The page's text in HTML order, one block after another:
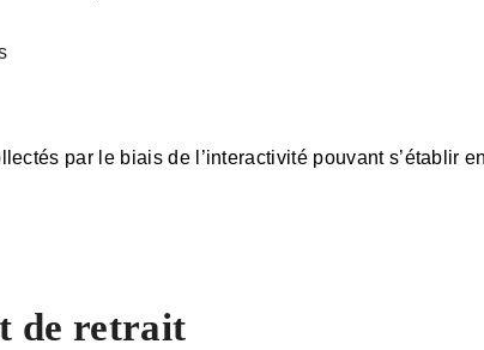
par le biais de l’interactivité pouvant s’établir
de retrait